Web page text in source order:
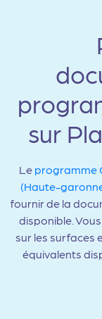
sur
Le programme
(Haute-
fournir de la
disponible.
sur les surfaces
équivalents